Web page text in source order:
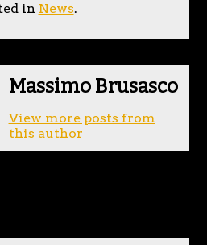
in News.
Massimo Brusasco
View more posts from
this author